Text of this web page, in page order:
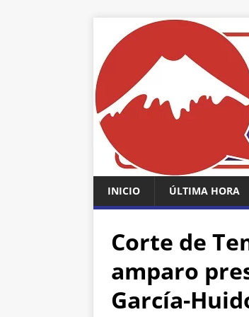
INICIO ÚLTIMA HORA
Corte de
amparo
García-